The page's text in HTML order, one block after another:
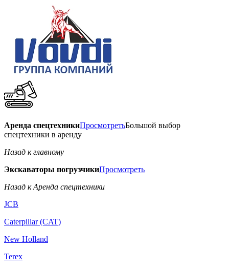
Аренда спецтехникиПросмотретьБольшой выбор
спецтехники в аренду
Назад к главному
Экскаваторы погрузчикиПросмотреть
Назад к Аренда спецтехники
JCB
Caterpillar (CAT)
New Holland
Terex